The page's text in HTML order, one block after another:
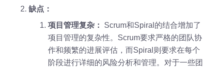
缺点：
项目管理复杂：
Scrum和Spiral的结合增加了
项目管理的复杂性。Scrum要求严格的团队协
作和频繁的进展评估，而Spiral则要求在每个
阶段进行详细的风险分析和管理。对于一些团